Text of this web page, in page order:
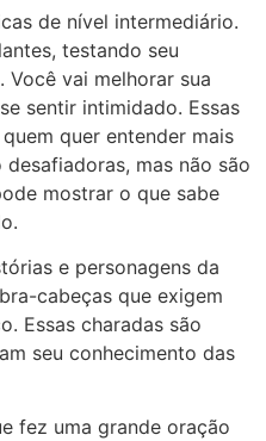
de nível intermediário.
testando seu
Você vai melhorar sua
sentir intimidado. Essas
quer entender mais
mas não são
mostrar o que sabe
e personagens da
cabeças que exigem
Essas charadas são
seu conhecimento das
fez uma grande oração